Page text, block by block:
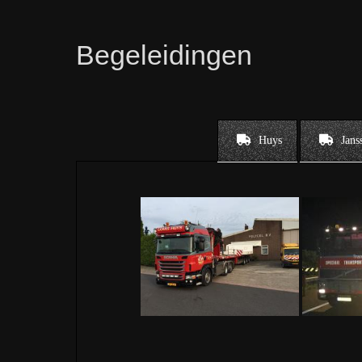
Begeleidingen
Huys